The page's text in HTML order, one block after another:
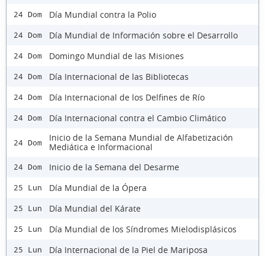
24 Dom Día Mundial contra la Polio
24 Dom Día Mundial de Información sobre el Desarrollo
24 Dom Domingo Mundial de las Misiones
24 Dom Día Internacional de las Bibliotecas
24 Dom Día Internacional de los Delfines de Río
24 Dom Día Internacional contra el Cambio Climático
24 Dom
Inicio de la Semana Mundial de Alfabetización
Mediática e Informacional
24 Dom Inicio de la Semana del Desarme
25 Lun Día Mundial de la Ópera
25 Lun Día Mundial del Kárate
25 Lun Día Mundial de los Síndromes Mielodisplásicos
25 Lun Día Internacional de la Piel de Mariposa